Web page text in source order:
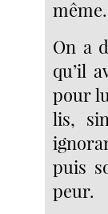
même.
On a
qu’il
pour
lis,
puis
peur.